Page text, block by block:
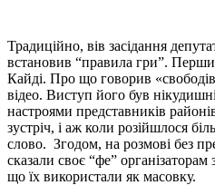
Традиційно, вів засідання
встановив “правила гри”.
Кайді. Про що говорив
відео. Виступ його був
настроями представників
зустріч, і аж коли розійшлося
слово. Згодом, на розмові без
сказали своє “фе”
що їх використали як масовку.